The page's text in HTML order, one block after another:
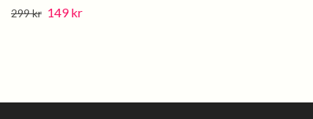
299 kr 149 kr